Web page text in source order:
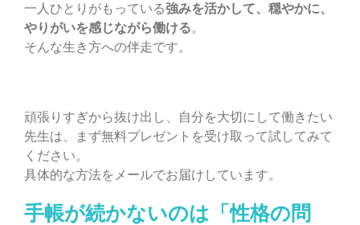
一人ひとりがもっている強みを活かして、穏やかに、
やりがいを感じながら働ける。
そんな生き方への伴走です。
頑張りすぎから抜け出し、自分を大切にして働きたい
先生は、まず無料プレゼントを受け取って試してみて
ください。
具体的な方法をメールでお届けしています。
手帳が続かないのは「性格の問